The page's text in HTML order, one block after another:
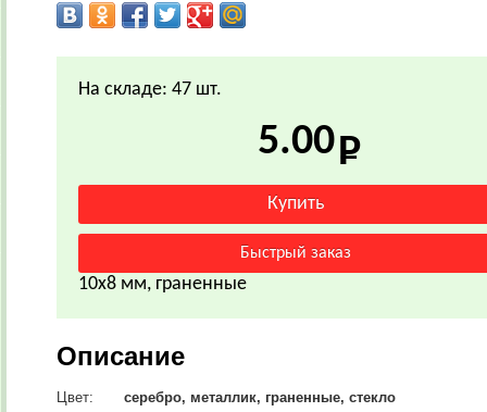
На складе: 47 шт.
5.00
10х8 мм, граненные
Описание
Цвет: серебро, металлик, граненные, стекло